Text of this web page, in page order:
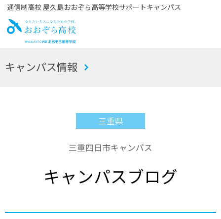
通信制高校 屋久島おおぞら高等学校サポートキャンパス
お
キャンパス情報
三重県
三重四日市キャンパス
キャンパスブログ